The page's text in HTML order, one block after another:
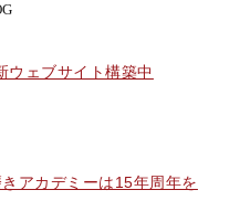
ウェブサイト構築中
アカデミーは15年周年を